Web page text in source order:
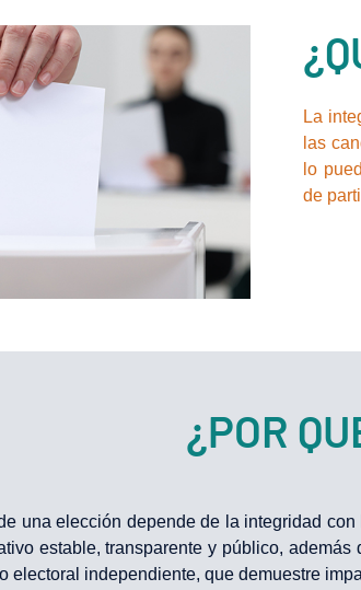
La
las
lo
de
¿POR
una elección depende de la integridad
estable, transparente y público,
electoral independiente, que demuestre